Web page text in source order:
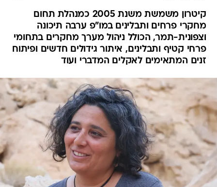
קיטרון משמשת משנת 2005 כמנהלת תחום
מחקרי פרחים ותבלינים במו"פ ערבה תיכונה
וצפונית-תמר, הכולל ניהול מערך מחקרים בתחומי
פרחי קטיף ותבלינים, איתור גידולים חדשים ופיתוח
זנים המתאימים לאקלים המדברי ועוד